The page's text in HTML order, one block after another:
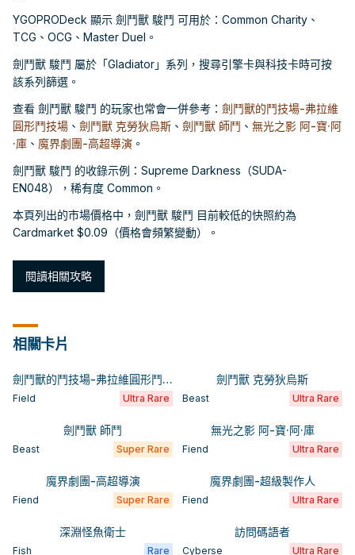
YGOPRODeck 顯示 劍鬥獸 駿鬥 可用於：Common Charity、
TCG、OCG、Master Duel。
劍鬥獸 駿鬥 屬於「Gladiator」系列，搜尋引擎卡與科技卡時可按
該系列篩選。
查看 劍鬥獸 駿鬥 的玩家也常會一併參考： 劍鬥獸的鬥技場-弗拉維
圓形鬥技場 、 劍鬥獸 克勞狄烏斯 、 劍鬥獸 師鬥 、 無光之影 阿-寶·阿
·庫 、 魔界劇團-高超導演 。
劍鬥獸 駿鬥 的收錄示例：Supreme Darkness（SUDA-
EN048），稀有度 Common。
本頁列出的市場價格中，劍鬥獸 駿鬥 目前較低的快照約為
Cardmarket $0.09（價格會頻繁變動）。
閱讀相關攻略
相關卡片
劍鬥獸的鬥技場-弗拉維圓形鬥技場
Field Ultra Rare
劍鬥獸 克勞狄烏斯
Beast Ultra Rare
劍鬥獸 師鬥
Beast Super Rare
無光之影 阿-寶·阿·庫
Fiend Ultra Rare
魔界劇團-高超導演
Fiend Super Rare
魔界劇團-超級製作人
Fiend Ultra Rare
深淵怪魚衛士
Fish Rare
訪問碼語者
Cyberse Ultra Rare